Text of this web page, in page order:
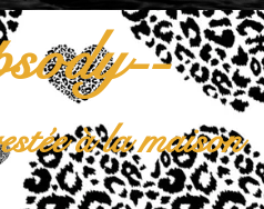
à la maison